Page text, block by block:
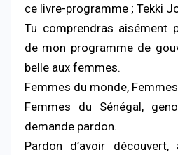
ce livre-programme ; Tekki
Tu comprendras aisément
de mon programme de
belle aux femmes.
Femmes du monde,
Femmes du Sénégal,
demande pardon.
Pardon d’avoir